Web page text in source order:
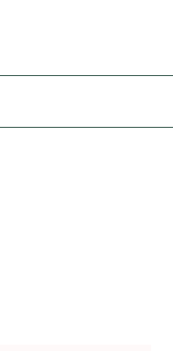
d´ Epernay